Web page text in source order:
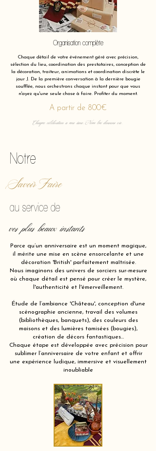
Organisation complète
Chaque détail de votre événement géré avec précision,
sélection du lieu, coordination des prestataires, conception de
la décoration, traiteur, animations et coordination discrète le
jour J. De la première conversation à la dernière bougie
soufflée, nous orchestrons chaque instant pour que vous
n'ayez qu'une seule chose à faire. Profiter du moment.
A partir de 800€
Chaque célébration a une âme. Nous lui donnons vie.
Notre
Savoir Faire
au service de
vos plus beaux instants
Parce qu’un anniversaire est un moment magique,
il mérite une mise en scène ensorcelante et une
décoration 'British' parfaitement maîtrisée.
Nous imaginons des univers de sorciers sur-mesure
où chaque détail est pensé pour créer le mystère,
l'authenticité et l'émerveillement.
Étude de l’ambiance 'Château', conception d'une
scénographie ancienne, travail des volumes
(bibliothèques, banquets), des couleurs des
maisons et des lumières tamisées (bougies),
création de décors fantastiques…
Chaque étape est développée avec précision pour
sublimer l’anniversaire de votre enfant et offrir
une expérience ludique, immersive et visuellement
inoubliable